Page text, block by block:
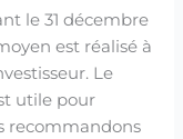
le 31 décembre
est réalisé à
Le
utile pour
recommandons